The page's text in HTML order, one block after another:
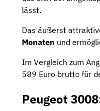
lässt.
Das äußerst
Monaten und
Im Vergleich zum
589 Euro brutto für
Peugeot